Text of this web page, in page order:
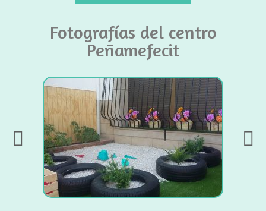
Fotografías del centro
Peñamefecit